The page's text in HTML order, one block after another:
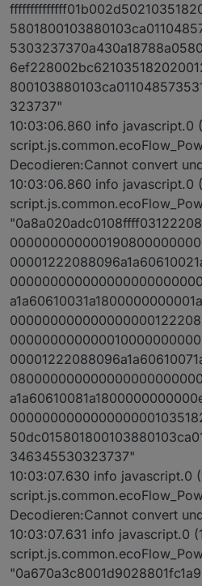
323737"
10:03:06.860 info javascript.0
Decodieren:Cannot convert
10:03:06.860 info javascript.0
346345530323737"
10:03:07.630 info javascript.0
Decodieren:Cannot convert
10:03:07.631 info javascript.0